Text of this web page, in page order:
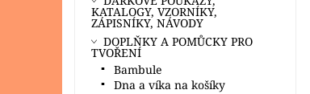
KATALOGY, VZORNÍKY,
ZÁPISNÍKY, NÁVODY
DOPLŇKY A POMŮCKY PRO
TVOŘENÍ
Bambule
Dna a víka na košíky